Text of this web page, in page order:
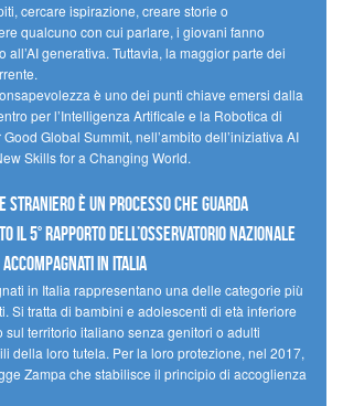
cercare ispirazione, creare storie o
qualcuno con cui parlare, i giovani fanno
all’AI generativa. Tuttavia, la maggior parte dei
è uno dei punti chiave emersi dalla
per l’Intelligenza Artificale e la Robotica di
Good Global Summit, nell’ambito dell’iniziativa AI
Skills for a Changing World.
straniero è un processo che guarda
il 5° rapporto dell’Osservatorio Nazionale
in Italia
in Italia rappresentano una delle categorie più
Si tratta di bambini e adolescenti di età inferiore
sul territorio italiano senza genitori o adulti
della loro tutela. Per la loro protezione, nel 2017,
Zampa che stabilisce il principio di accoglienza